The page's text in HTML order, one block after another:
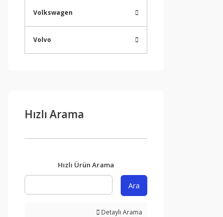
Volkswagen
Volvo
Hızlı Arama
Hızlı Ürün Arama
Ara
Detaylı Arama